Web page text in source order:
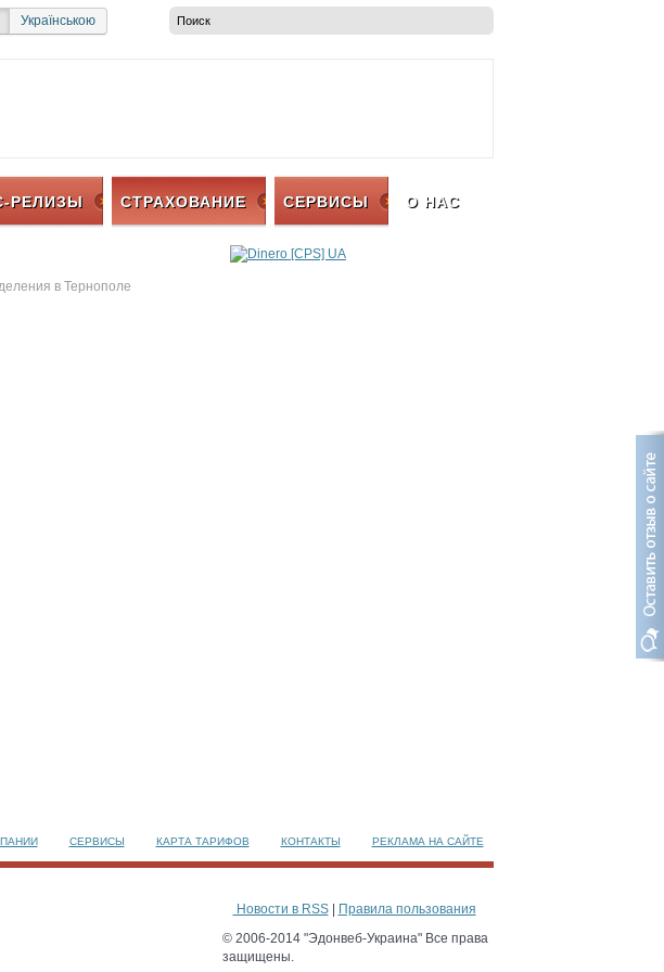
Українською
РЕЛИЗЫ СТРАХОВАНИЕ СЕРВИСЫ О НАС
в Тернополе
СЕРВИСЫ КАРТА ТАРИФОВ КОНТАКТЫ РЕКЛАМА НА САЙТЕ
Новости в RSS|
Правила пользования
© 2006-2014 "Эдонвеб-Украина" Все права
защищены.